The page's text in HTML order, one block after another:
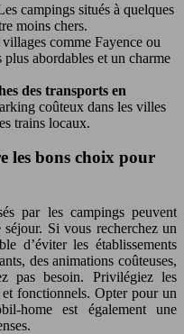
campings situés à quelques
moins chers.
comme Fayence ou
abordables et un charme
des transports en
coûteux dans les villes
trains locaux.
les bons choix pour
par les campings peuvent
Si vous recherchez un
d’éviter les établissements
des animations coûteuses,
pas besoin. Privilégiez les
et fonctionnels. Opter pour un
home est également une